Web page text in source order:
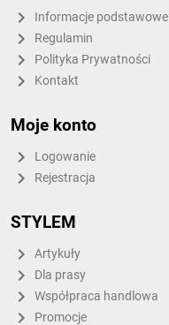
Informacje podstawowe
Regulamin
Polityka Prywatności
Kontakt
Moje konto
Logowanie
Rejestracja
STYLEM
Artykuły
Dla prasy
Współpraca handlowa
Promocje